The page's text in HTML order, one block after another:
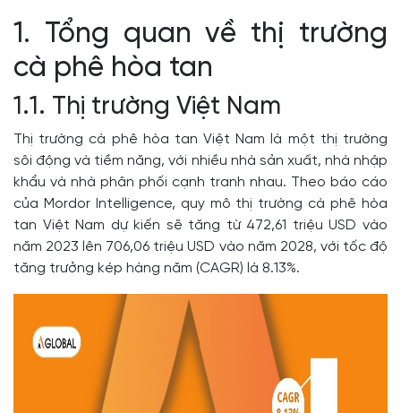
1. Tổng quan về thị trường
cà phê hòa tan
1.1. Thị trường Việt Nam
Thị trường cà phê hòa tan Việt Nam là một thị trường
sôi động và tiềm năng, với nhiều nhà sản xuất, nhà nhập
khẩu và nhà phân phối cạnh tranh nhau. Theo báo cáo
của Mordor Intelligence, quy mô thị trường cà phê hòa
tan Việt Nam dự kiến sẽ tăng từ 472,61 triệu USD vào
năm 2023 lên 706,06 triệu USD vào năm 2028, với tốc độ
tăng trưởng kép hàng năm (CAGR) là 8.13%.